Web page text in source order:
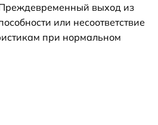
выход из
или несоответствие
при нормальном